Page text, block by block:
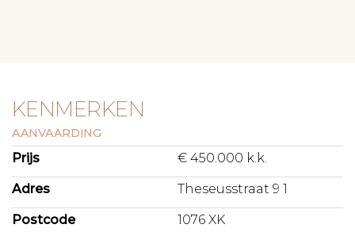
KENMERKEN
AANVAARDING
Prijs € 450.000 k.k.
Adres Theseusstraat 9 1
Postcode 1076 XK